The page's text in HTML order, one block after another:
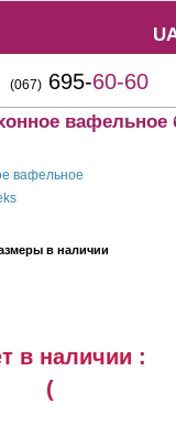
(067) 695-60-60
вафельное
в наличии
в наличии :
(